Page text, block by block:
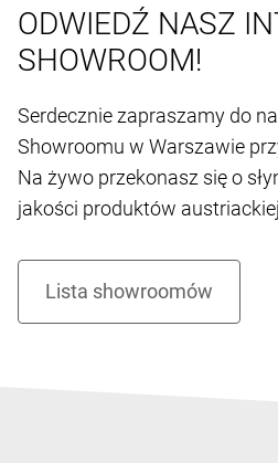
ODWIEDŹ NASZ
SHOWROOM!
Serdecznie zapraszamy do
Showroomu w Warszawie
Na żywo przekonasz się o
jakości produktów